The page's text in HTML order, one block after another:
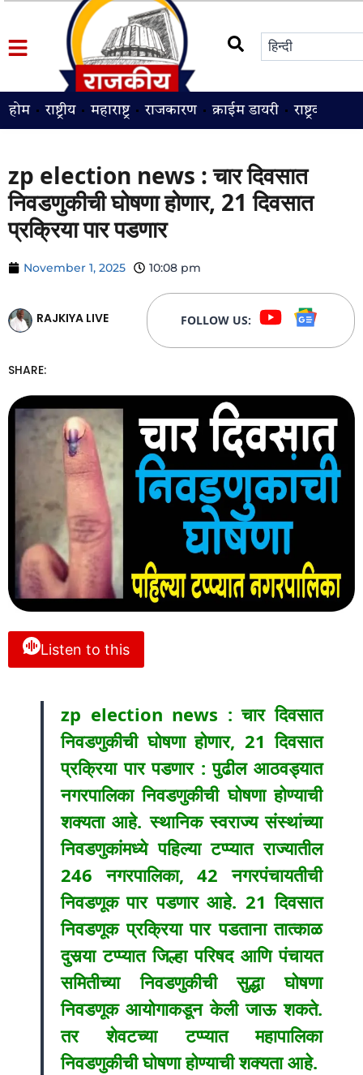
होम राष्ट्रीय महाराष्ट्र राजकारण क्राईम डायरी राष्ट्रवादी
zp election news : चार दिवसात
निवडणुकीची घोषणा होणार, 21 दिवसात
प्रक्रिया पार पडणार
November 1, 2025 10:08 pm
RAJKIYA LIVE FOLLOW US:
SHARE:
Listen to this
zp election news : चार दिवसात
निवडणुकीची घोषणा होणार, 21 दिवसात
प्रक्रिया पार पडणार : पुढील आठवड्यात
नगरपालिका निवडणुकीची घोषणा होण्याची
शक्यता आहे. स्थानिक स्वराज्य संस्थांच्या
निवडणुकांमध्ये पहिल्या टप्प्यात राज्यातील
246 नगरपालिका, 42 नगरपंचायतीची
निवडणूक पार पडणार आहे. 21 दिवसात
निवडणूक प्रक्रिया पार पडताना तात्काळ
दुसर्‍या टप्प्यात जिल्हा परिषद आणि पंचायत
समितीच्या निवडणुकीची सुद्धा घोषणा
निवडणूक आयोगाकडून केली जाऊ शकते.
तर शेवटच्या टप्प्यात महापालिका
निवडणुकीची घोषणा होण्याची शक्यता आहे.